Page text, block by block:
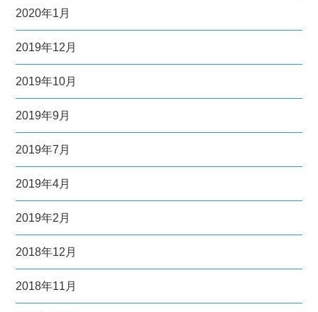
2020年1月
2019年12月
2019年10月
2019年9月
2019年7月
2019年4月
2019年2月
2018年12月
2018年11月